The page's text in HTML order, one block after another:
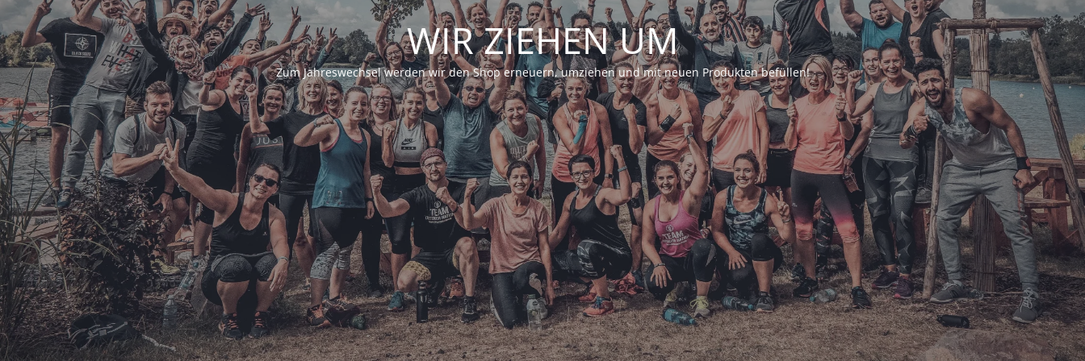
WIR ZIEHEN UM
Zum Jahreswechsel werden wir den Shop erneuern, umziehen und mit neuen Produkten befüllen!